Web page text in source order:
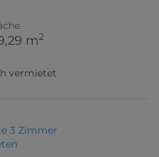
m2
vermietet